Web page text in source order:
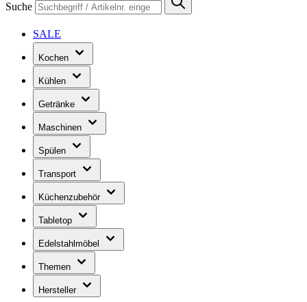
Suche
SALE
Kochen
Kühlen
Getränke
Maschinen
Spülen
Transport
Küchenzubehör
Tabletop
Edelstahlmöbel
Themen
Hersteller